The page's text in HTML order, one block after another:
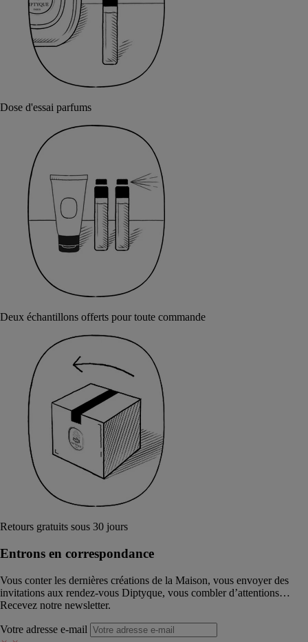
Dose d'essai parfums
Deux échantillons offerts pour toute commande
Retours gratuits sous 30 jours
Entrons en correspondance​
Vous conter les dernières créations de la Maison, vous envoyer des
invitations aux rendez-vous Diptyque, vous combler d’attentions…
Recevez notre newsletter.
Votre adresse e-mail